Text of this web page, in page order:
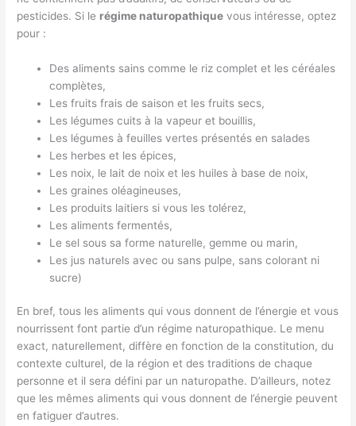
pesticides. Si le régime naturopathique vous intéresse, optez
pour :
Des aliments sains comme le riz complet et les céréales
complètes,
Les fruits frais de saison et les fruits secs,
Les légumes cuits à la vapeur et bouillis,
Les légumes à feuilles vertes présentés en salades
Les herbes et les épices,
Les noix, le lait de noix et les huiles à base de noix,
Les graines oléagineuses,
Les produits laitiers si vous les tolérez,
Les aliments fermentés,
Le sel sous sa forme naturelle, gemme ou marin,
Les jus naturels avec ou sans pulpe, sans colorant ni
sucre)
En bref, tous les aliments qui vous donnent de l’énergie et vous
nourrissent font partie d’un régime naturopathique. Le menu
exact, naturellement, diffère en fonction de la constitution, du
contexte culturel, de la région et des traditions de chaque
personne et il sera défini par un naturopathe. D’ailleurs, notez
que les mêmes aliments qui vous donnent de l’énergie peuvent
en fatiguer d’autres.